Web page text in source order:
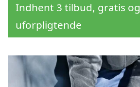
Indhent 3 tilbud, gratis og
uforpligtende